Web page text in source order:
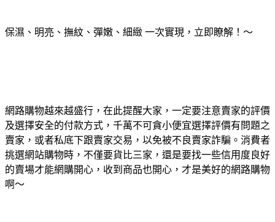
保濕、明亮、撫紋、彈嫩、細緻 一次實現，立即瞭解！～
網路購物越來越盛行，在此提醒大家，一定要注意賣家的評價
及選擇安全的付款方式，千萬不可貪小便宜選擇評價有問題之
賣家，或者私底下跟賣家交易，以免被不良賣家詐騙。消費者
挑選網站購物時，不僅要貨比三家，還是要找一些信用度良好
的賣場才能網購開心，收到商品也開心，才是美好的網路購物
啊～